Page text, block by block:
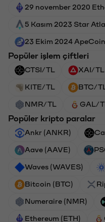
29 november 2020
5 Kasım 2023 Star
23 Ekim 2024
Popüler işlem çiftleri
CTSI/TL XAI/TL
KITE/TL BTC/TL
NMR/TL GAL/
Popüler kripto paralar
Ankr (ANKR)
Aave (AAVE)
Waves (WAVES)
Bitcoin (BTC)
Numeraire (NMR)
Ethereum (ETH)